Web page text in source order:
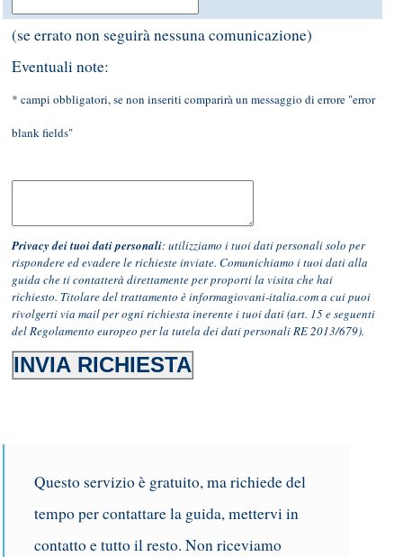
(se errato non seguirà nessuna comunicazione)
Eventuali note:
* campi obbligatori, se non inseriti comparirà un messaggio di errore "error
blank fields"
Privacy dei tuoi dati personali: utilizziamo i tuoi dati personali solo per
rispondere ed evadere le richieste inviate. Comunichiamo i tuoi dati alla
guida che ti contatterà direttamente per proporti la visita che hai
richiesto. Titolare del trattamento è informagiovani-italia.com a cui puoi
rivolgerti via mail per ogni richiesta inerente i tuoi dati (art. 15 e seguenti
del Regolamento europeo per la tutela dei dati personali RE 2013/679).
Questo servizio è gratuito, ma richiede del
tempo per contattare la guida, mettervi in
contatto e tutto il resto. Non riceviamo